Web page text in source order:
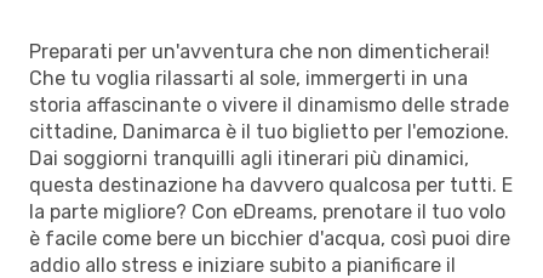
Preparati per un'avventura che non dimenticherai!
Che tu voglia rilassarti al sole, immergerti in una
storia affascinante o vivere il dinamismo delle strade
cittadine, Danimarca è il tuo biglietto per l'emozione.
Dai soggiorni tranquilli agli itinerari più dinamici,
questa destinazione ha davvero qualcosa per tutti. E
la parte migliore? Con eDreams, prenotare il tuo volo
è facile come bere un bicchier d'acqua, così puoi dire
addio allo stress e iniziare subito a pianificare il